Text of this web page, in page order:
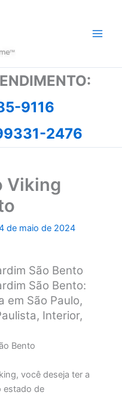
9116
2476
Viking
de maio de 2024
São Bento
São Bento:
em São Paulo,
Interior,
Bento
você deseja ter a
estado de